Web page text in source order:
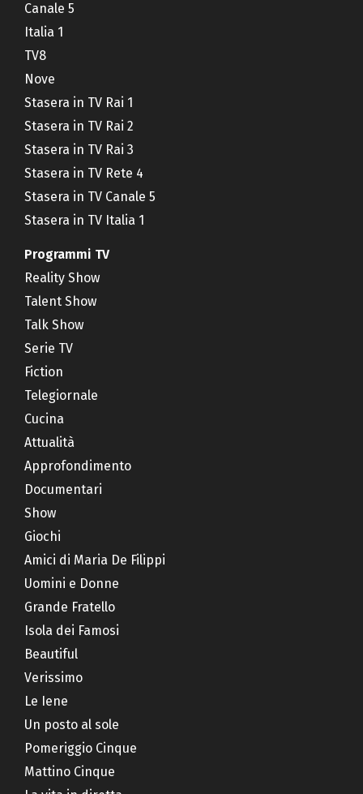
Canale 5
Italia 1
TV8
Nove
Stasera in TV Rai 1
Stasera in TV Rai 2
Stasera in TV Rai 3
Stasera in TV Rete 4
Stasera in TV Canale 5
Stasera in TV Italia 1
Programmi TV
Reality Show
Talent Show
Talk Show
Serie TV
Fiction
Telegiornale
Cucina
Attualità
Approfondimento
Documentari
Show
Giochi
Amici di Maria De Filippi
Uomini e Donne
Grande Fratello
Isola dei Famosi
Beautiful
Verissimo
Le Iene
Un posto al sole
Pomeriggio Cinque
Mattino Cinque